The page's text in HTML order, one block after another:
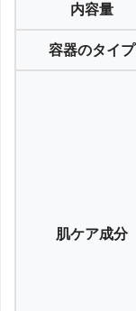
内容量
容器のタイプ
肌ケア成分